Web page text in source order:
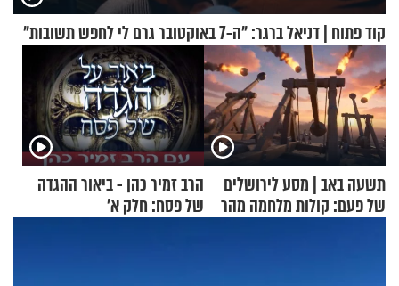
קוד פתוח | דניאל ברגר: "ה-7 באוקטובר גרם לי לחפש תשובות"
תשעה באב | מסע לירושלים
של פעם: קולות מלחמה מהר
הרב זמיר כהן - ביאור ההגדה
של פסח: חלק א’